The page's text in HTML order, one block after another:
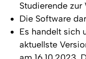
Studierende
Die Software
Es handelt sich
aktuellste